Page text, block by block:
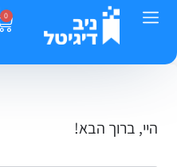
0
היי, ברוך הבא!